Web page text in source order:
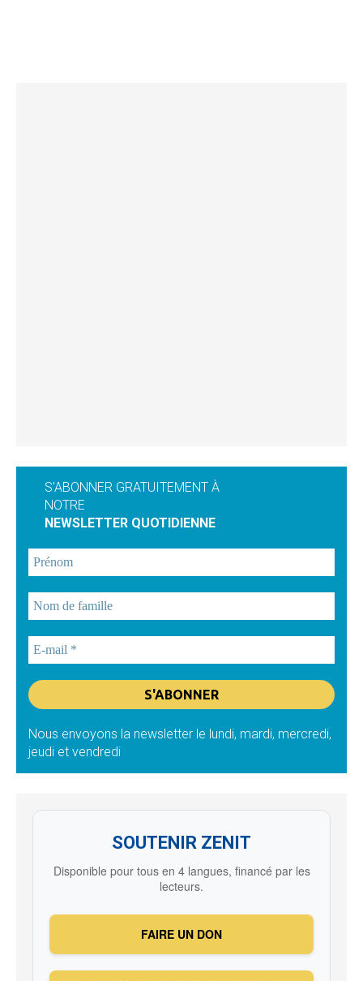
S'ABONNER GRATUITEMENT À
NOTRE
NEWSLETTER QUOTIDIENNE
Nous envoyons la newsletter le lundi, mardi, mercredi,
jeudi et vendredi
SOUTENIR ZENIT
Disponible pour tous en 4 langues, financé par les
lecteurs.
FAIRE UN DON